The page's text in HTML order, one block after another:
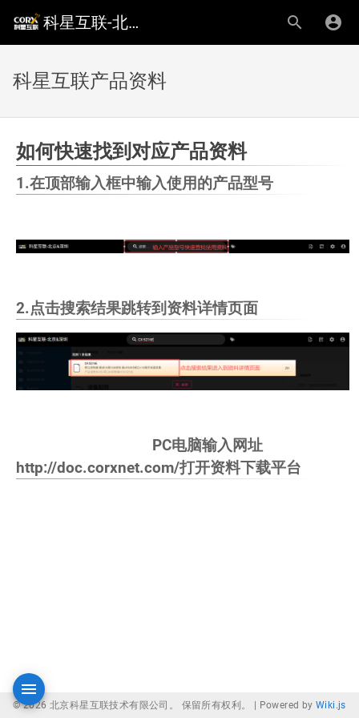
科星互联-北京&深圳
科星互联产品资料
如何快速找到对应产品资料
1.在顶部输入框中输入使用的产品型号
2.点击搜索结果跳转到资料详情页面
PC电脑输入网址
http://doc.corxnet.com/打开资料下载平台
© 2026 北京科星互联技术有限公司。 保留所有权利。 | Powered by Wiki.js